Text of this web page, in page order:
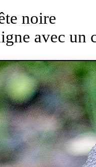
noire
avec un